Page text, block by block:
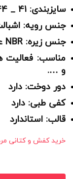
سایزبندی: 41 _ 44
جنس رویه:
جنس زیره: NBR عطری فوق العاده سبک
مناسب: فعالیت
و ….
دور دوخت: دارد
کفی طبی: دارد
قالب: استاندارد
خرید کفش و کتانی